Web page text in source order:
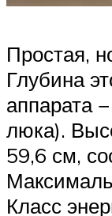
Простая,
Глубина
аппарата
люка).
59,6 см,
Класс